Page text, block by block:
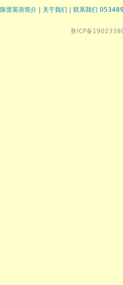
陈雷英语简介
关于我们 联系我们
鲁ICP备